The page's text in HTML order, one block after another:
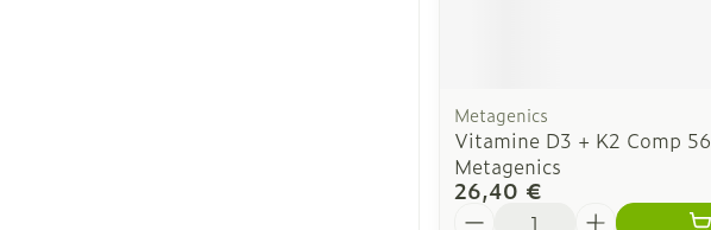
Metagenics
Vitamine D3 + K2 Comp 56
Metagenics
26,40 €
Quantité